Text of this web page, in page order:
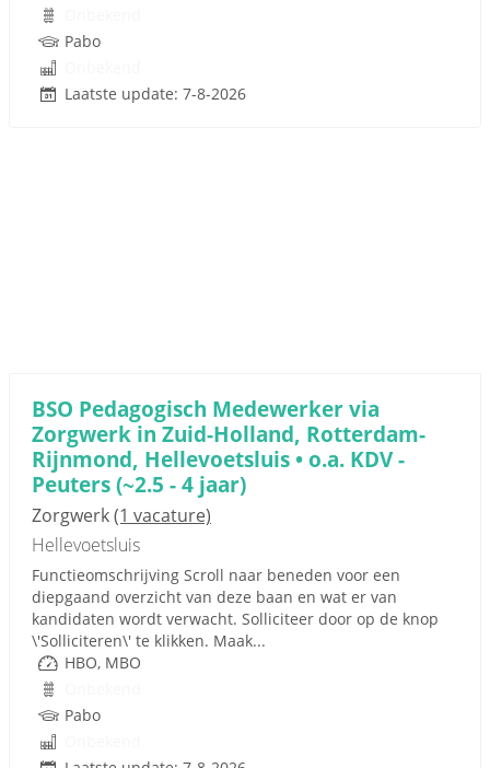
Pabo
Laatste update: 7-8-2026
BSO Pedagogisch Medewerker via
Zorgwerk in Zuid-Holland, Rotterdam-
Rijnmond, Hellevoetsluis • o.a. KDV -
Peuters (~2.5 - 4 jaar)
Zorgwerk(1 vacature)
Hellevoetsluis
Functieomschrijving Scroll naar beneden voor een
diepgaand overzicht van deze baan en wat er van
kandidaten wordt verwacht. Solliciteer door op de knop
\'Solliciteren\' te klikken. Maak...
HBO, MBO
Pabo